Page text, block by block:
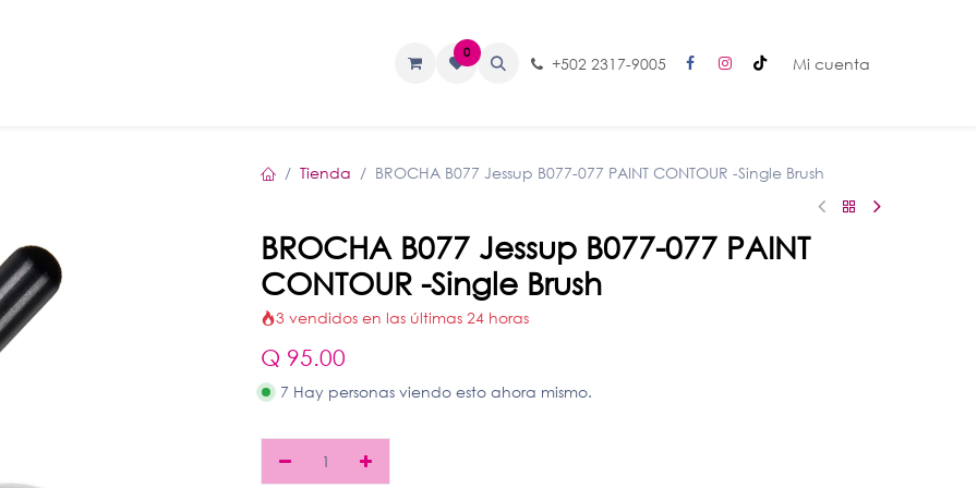
0
+502 2317-9005 Mi cuenta
Tienda BROCHA B077 Jessup B077-077 PAINT CONTOUR -Single Brush
BROCHA B077 Jessup B077-077 PAINT
CONTOUR -Single Brush
3 vendidos en las últimas 24 horas
Q 95.00
7 Hay personas viendo esto ahora mismo.